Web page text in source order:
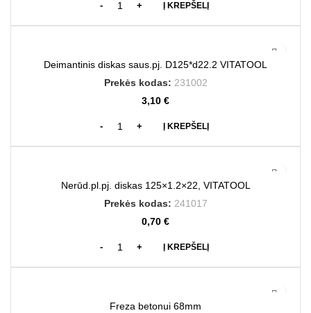
Į KREPŠELĮ
Deimantinis diskas saus.pj. D125*d22.2 VITATOOL
Prekės kodas: 231002
3,10 €
Į KREPŠELĮ
Nerūd.pl.pj. diskas 125×1.2×22, VITATOOL
Prekės kodas: 241017
0,70 €
Į KREPŠELĮ
Freza betonui 68mm